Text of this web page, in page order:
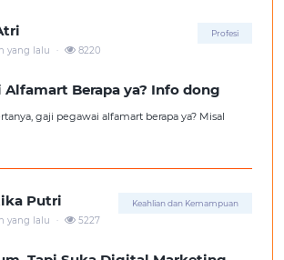
Profesi
yang lalu . 8220
Alfamart Berapa ya? Info dong
gaji pegawai alfamart berapa ya? Misal
Putri Keahlian dan Kemampuan
yang lalu . 5227